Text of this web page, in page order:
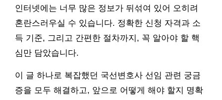
인터넷에는 너무 많은 정보가 뒤섞여 있어 오히려
혼란스러우실 수 있습니다. 정확한 신청 자격과 소
득 기준, 그리고 간편한 절차까지, 꼭 알아야 할 핵
심만 담았습니다.
이 글 하나로 복잡했던 국선변호사 선임 관련 궁금
증을 모두 해결하고, 앞으로 어떻게 해야 할지 명확